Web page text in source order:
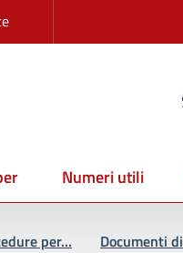
Numeri utili
per… Documenti